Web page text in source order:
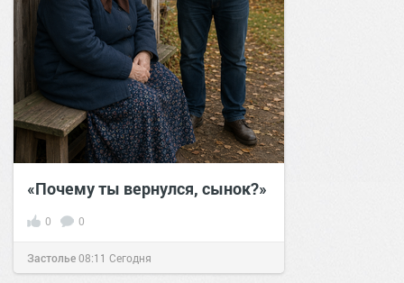
«Почему ты вернулся, сынок?»
0 0
Застолье08:11 Сегодня